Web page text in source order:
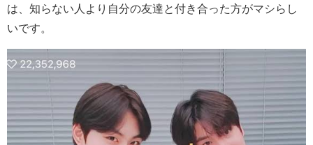
は、知らない人より自分の友達と付き合った方がマシらし
いです。